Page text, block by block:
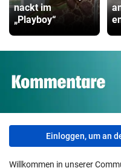
nackt im
„Playboy“
Einloggen, um an
Willkommen in unserer